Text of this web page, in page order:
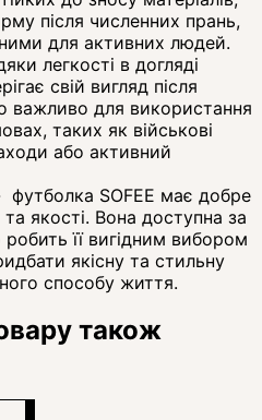
після численних прань,
для активних людей.
легкості в догляді
свій вигляд після
важливо для використання
таких як військові
або активний
футболка SOFEE має добре
та якості. Вона доступна за
її вигідним вибором
якісну та стильну
способу життя.
також